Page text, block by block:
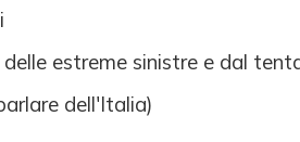
estreme sinistre e dal
dell'Italia)